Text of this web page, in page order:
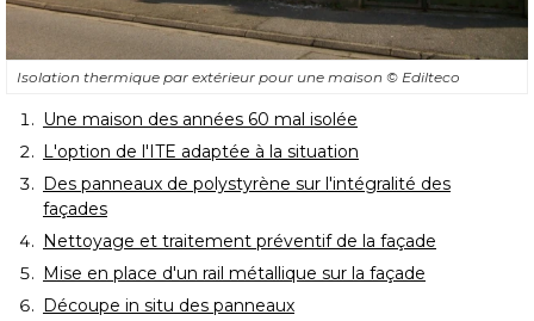
Isolation thermique par extérieur pour une maison © Edilteco
Une maison des années 60 mal isolée
L'option de l'ITE adaptée à la situation
Des panneaux de polystyrène sur l'intégralité des
façades
Nettoyage et traitement préventif de la façade
Mise en place d'un rail métallique sur la façade
Découpe in situ des panneaux